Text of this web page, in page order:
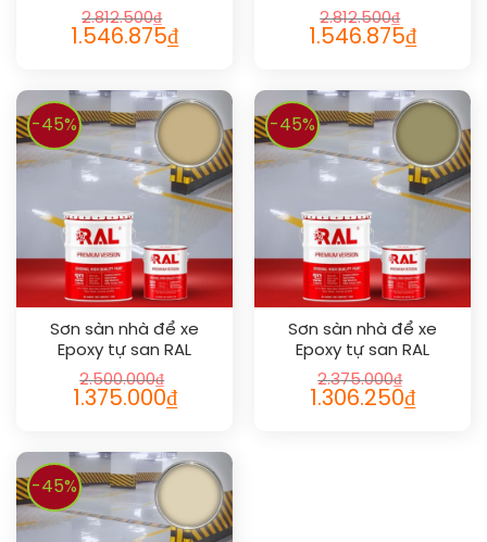
GARAGE GUARD SL 1004
2.812.500₫
1.546.875₫
GARAGE GUARD SL 1023
2.812.500₫
1.546.875₫
-45%
Sơn sàn nhà để xe
Epoxy tự san RAL
GARAGE GUARD SL 1001
2.500.000₫
1.375.000₫
-45%
Sơn sàn nhà để xe
Epoxy tự san RAL
GARAGE GUARD SL 1020
2.375.000₫
1.306.250₫
-45%